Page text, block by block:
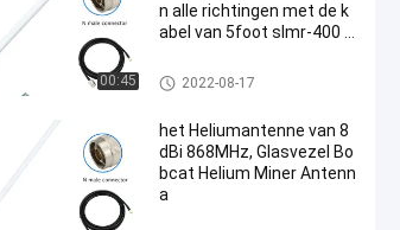
00:45
n alle richtingen met de k
abel van 5foot slmr-400 v
umbobcat RAK Sensecap
Heliumantenne
2022-08-17
het Heliumantenne van 8
dBi 868MHz, Glasvezel Bo
bcat Helium Miner Antenn
a